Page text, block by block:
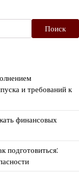
Поиск
и требований к
финансовых
подготовиться: